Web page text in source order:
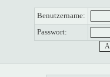
Benutzername:
Passwort: